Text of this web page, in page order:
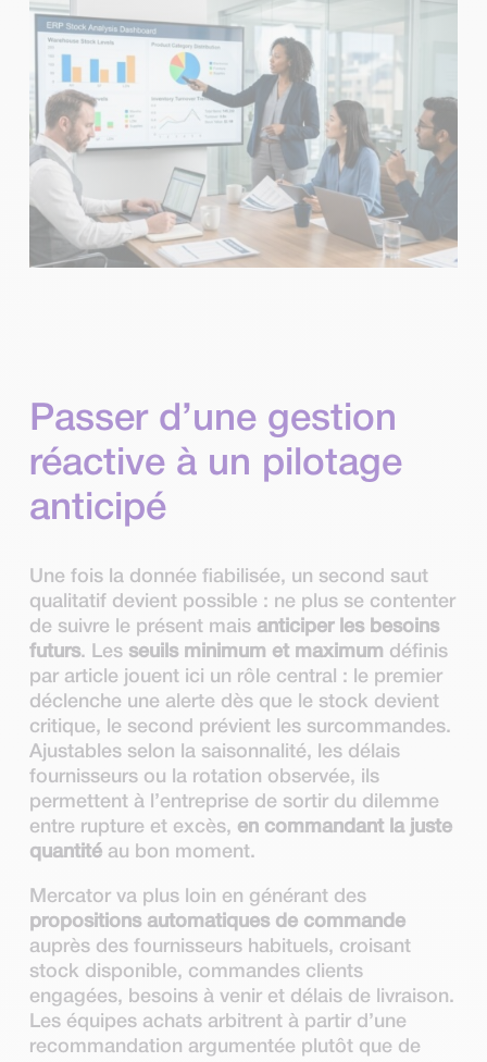
Passer d’une gestion
réactive à un pilotage
anticipé
Une fois la donnée fiabilisée, un second saut
qualitatif devient possible : ne plus se contenter
de suivre le présent mais anticiper les besoins
futurs. Les seuils minimum et maximum définis
par article jouent ici un rôle central : le premier
déclenche une alerte dès que le stock devient
critique, le second prévient les surcommandes.
Ajustables selon la saisonnalité, les délais
fournisseurs ou la rotation observée, ils
permettent à l’entreprise de sortir du dilemme
entre rupture et excès, en commandant la juste
quantitéau bon moment.
Mercator va plus loin en générant des
propositions automatiques de commande
auprès des fournisseurs habituels, croisant
stock disponible, commandes clients
engagées, besoins à venir et délais de livraison.
Les équipes achats arbitrent à partir d’une
recommandation argumentée plutôt que de